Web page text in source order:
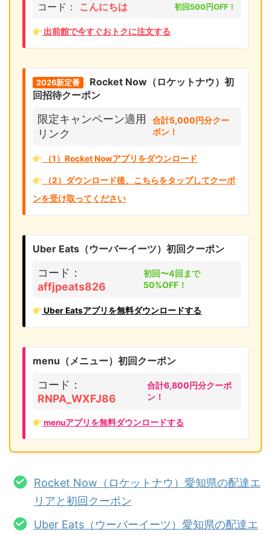
コード： こんにちは 初回500円OFF！
出前館で今すぐおトクに注文する
2026新定番
Rocket Now（ロケットナウ）初
回招待クーポン
限定キャンペーン適用
リンク
合計5,000円分クー
ポン！
（1）Rocket Nowアプリをダウンロード
（2）ダウンロード後、こちらをタップしてクーポ
ンを受け取ってください
Uber Eats（ウーバーイーツ）初回クーポン
コード：
affjpeats826
初回〜4回まで
50%OFF！
Uber Eatsアプリを無料ダウンロードする
menu（メニュー）初回クーポン
コード：
RNPA_WXFJ86
合計6,800円分クーポ
ン！
menuアプリを無料ダウンロードする
Rocket Now（ロケットナウ）愛知県の配達エ
リアと初回クーポン
Uber Eats（ウーバーイーツ）愛知県の配達エ